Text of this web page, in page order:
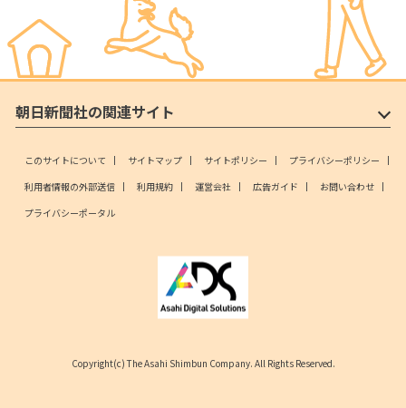
朝日新聞社の関連サイト
このサイトについて サイトマップ サイトポリシー
プライバシーポリシー
利用者情報の外部送信
利用規約 運営会社 広告ガイド
お問い合わせ
プライバシーポータル
Copyright(c) The Asahi Shimbun Company. All Rights Reserved.